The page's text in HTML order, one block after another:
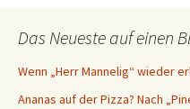
Das Neueste auf einen
Wenn „Herr Mannelig“ wieder
Ananas auf der Pizza? Nach